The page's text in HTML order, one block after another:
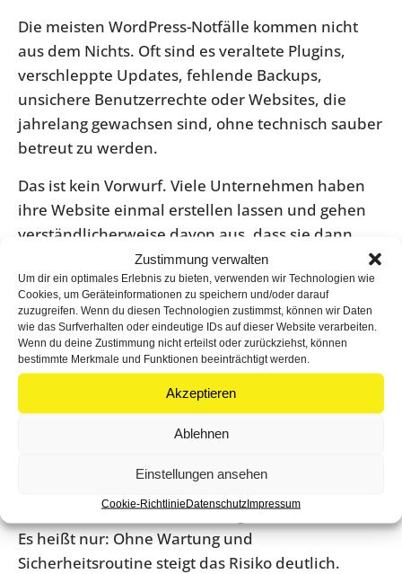
Zustimmung verwalten
Um dir ein optimales Erlebnis zu bieten, verwenden wir Technologien wie
Cookies, um Geräteinformationen zu speichern und/oder darauf
zuzugreifen. Wenn du diesen Technologien zustimmst, können wir Daten
wie das Surfverhalten oder eindeutige IDs auf dieser Website verarbeiten.
Wenn du deine Zustimmung nicht erteilst oder zurückziehst, können
bestimmte Merkmale und Funktionen beeinträchtigt werden.
Akzeptieren
Ablehnen
Einstellungen ansehen
Cookie-RichtlinieDatenschutzImpressum
Die meisten WordPress-Notfälle kommen nicht
aus dem Nichts. Oft sind es veraltete Plugins,
verschleppte Updates, fehlende Backups,
unsichere Benutzerrechte oder Websites, die
jahrelang gewachsen sind, ohne technisch sauber
betreut zu werden.
Das ist kein Vorwurf. Viele Unternehmen haben
ihre Website einmal erstellen lassen und gehen
verständlicherweise davon aus, dass sie dann
einfach läuft. WordPress ist ein starkes System,
aber eben kein Toaster. Es brauchtlaufende
Pflege, damit Themes, Plugins, Core, PHP-Version
und Hosting sauber zusammenspielen.
Ein weiterer häufiger Auslöser sind
unkontrollierte Änderungen. Schnell noch ein
neues Plugin testen, ein Formular umbauen, ein
Tracking-Skript einbauen oder ein automatisches
Update durchlaufen lassen – und plötzlich kippt
Das heißt nicht, dass Änderungen schlecht sind.
Es heißt nur: Ohne Wartung und
Sicherheitsroutine steigt das Risiko deutlich.